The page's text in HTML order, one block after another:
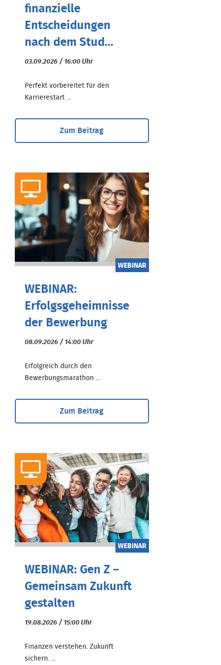
finanzielle
Entscheidungen
nach dem Stud...
03.09.2026 / 16:00 Uhr
Perfekt vorbereitet für den
Karrierestart ...
Zum Beitrag
WEBINAR
WEBINAR:
Erfolgsgeheimnisse
der Bewerbung
08.09.2026 / 14:00 Uhr
Erfolgreich durch den
Bewerbungsmarathon ...
Zum Beitrag
WEBINAR
WEBINAR: Gen Z –
Gemeinsam Zukunft
gestalten
19.08.2026 / 15:00 Uhr
Finanzen verstehen. Zukunft
sichern. ...